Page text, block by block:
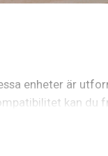
enheter är
kan